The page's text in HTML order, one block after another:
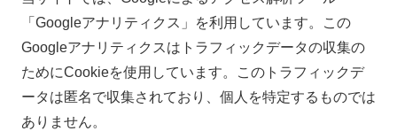
「Googleアナリティクス」を利用しています。この
Googleアナリティクスはトラフィックデータの収集の
ためにCookieを使用しています。このトラフィックデ
ータは匿名で収集されており、個人を特定するものでは
ありません。